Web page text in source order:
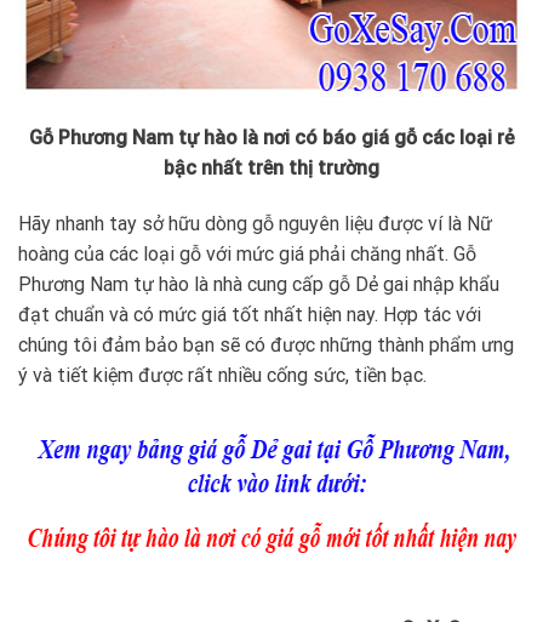
Gỗ Phương Nam tự hào là nơi có báo giá gỗ các loại rẻ
bậc nhất trên thị trường
Hãy nhanh tay sở hữu dòng gỗ nguyên liệu được ví là Nữ
hoàng của các loại gỗ với mức giá phải chăng nhất. Gỗ
Phương Nam tự hào là nhà cung cấp gỗ Dẻ gai nhập khẩu
đạt chuẩn và có mức giá tốt nhất hiện nay. Hợp tác với
chúng tôi đảm bảo bạn sẽ có được những thành phẩm ưng
ý và tiết kiệm được rất nhiều cống sức, tiền bạc.